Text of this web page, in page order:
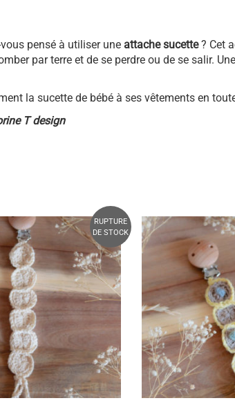
pensé à utiliser une attache sucette? Cet
par terre et de se perdre ou de se salir.
la sucette de bébé à ses vêtements en
T design
RUPTURE
DE STOCK